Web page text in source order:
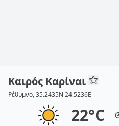
Καιρός Καρίναι
Ρέθυμνο, 35.2435N 24.5236E
22°C